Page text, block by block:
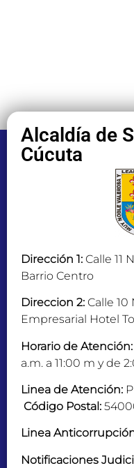
Alcaldía de
Cúcuta
Dirección 1: Calle 11
Barrio Centro
Direccion 2: Calle 10
Empresarial Hotel
Horario de Atención:
a.m. a 11:00 m y de
Linea de Atención:
Código Postal:
Linea
Notificaciones